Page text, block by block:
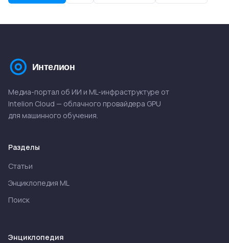
Медиа-портал об ИИ и ML-инфраструктуре от
Intelion Cloud — облачного провайдера GPU
для машинного обучения.
Разделы
Статьи
Энциклопедия ML
Поиск
Энциклопедия